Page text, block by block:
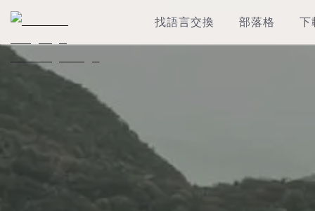
找語言交換 部落格 下